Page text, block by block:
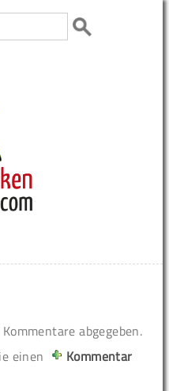
abgegeben.
einen
Kommentar